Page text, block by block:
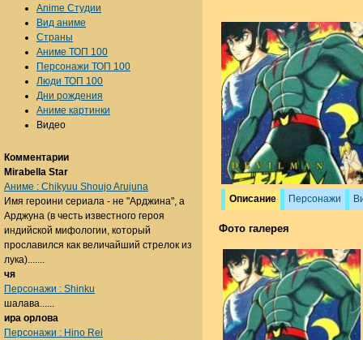
Описание Персонажи
Фото галерея
Anime Студии
Вид аниме
Страны
Аниме ТОП 100
Персонажи ТОП 100
Люди ТОП 100
Дни рождения
Аниме картинки
Видео
Комментарии
Mirabella Star
Аниме : Chikyuu Shoujo Arujuna
Имя героини сериала - не "Арджина", а
Арджуна (в честь известного героя
индийской мифологии, который
прославился как величайший стрелок из
лука).......
чя
Персонажи : Shinku
шалава......
ира орлова
Персонажи : Hino Rei